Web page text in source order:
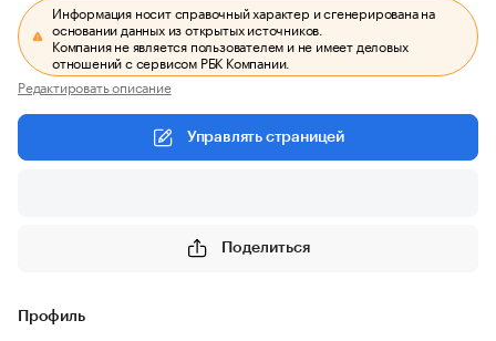
Информация носит справочный характер и сгенерирована на
основании данных из открытых источников.
Компания не является пользователем и не имеет деловых
отношений с сервисом РБК Компании.
Редактировать описание
Управлять страницей
Поделиться
Профиль